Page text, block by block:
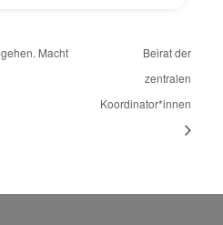
Macht
Beirat der
zentralen
Koordinator*innen